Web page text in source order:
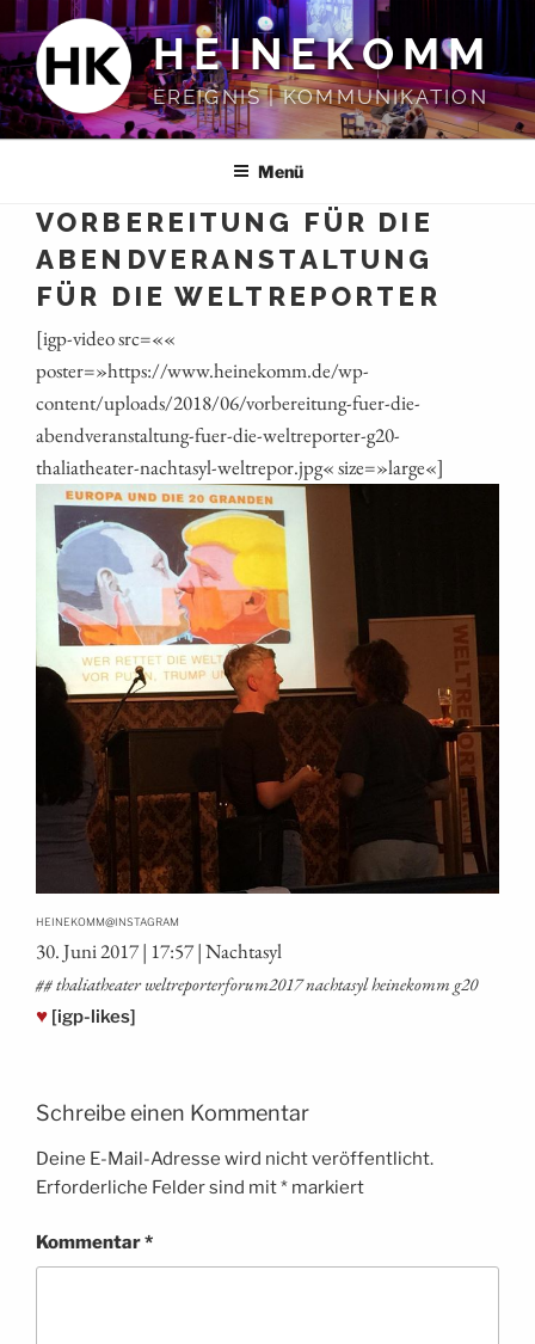
Inhalt
springen
HEINEKOMM
EREIGNIS | KOMMUNIKATION
Menü
VORBEREITUNG FÜR DIE
ABENDVERANSTALTUNG
FÜR DIE WELTREPORTER
[igp-video src=««
poster=»https://www.heinekomm.de/wp-
content/uploads/2018/06/vorbereitung-fuer-die-
abendveranstaltung-fuer-die-weltreporter-g20-
thaliatheater-nachtasyl-weltrepor.jpg« size=»large«]
HEINEKOMM@INSTAGRAM
30. Juni 2017 | 17:57 | Nachtasyl
## tha­lia­thea­ter weltreporterforum2017 nacht­asyl hei­ne­komm g20
♥ [igp-likes]
Schreibe einen Kommentar
Deine E-Mail-Adresse wird nicht veröffentlicht.
Erforderliche Felder sind mit* markiert
Kommentar*